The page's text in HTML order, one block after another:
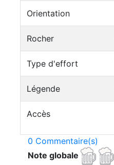
Orientation
Rocher
Type d'effort
Légende
Accès
0 Commentaire(s)
Note globale